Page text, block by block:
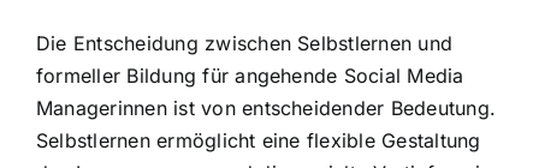
Die Entscheidung zwischen Selbstlernen und
formeller Bildung für angehende Social Media
Managerinnen ist von entscheidender Bedeutung.
Selbstlernen ermöglicht eine flexible Gestaltung